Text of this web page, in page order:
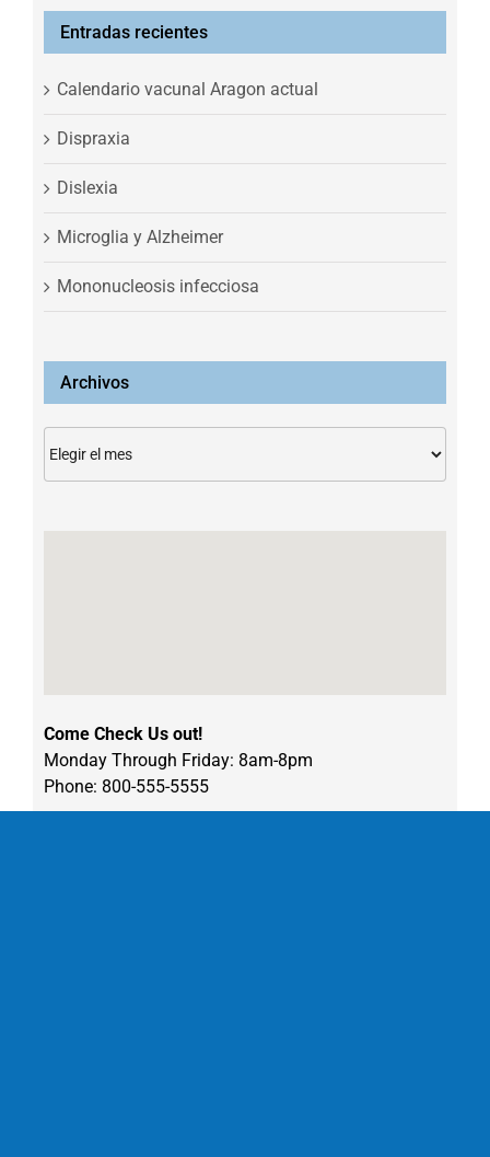
Entradas recientes
Calendario vacunal Aragon actual
Dispraxia
Dislexia
Microglia y Alzheimer
Mononucleosis infecciosa
Archivos
Come Check Us out!
Monday Through Friday: 8am-8pm
Phone: 800-555-5555